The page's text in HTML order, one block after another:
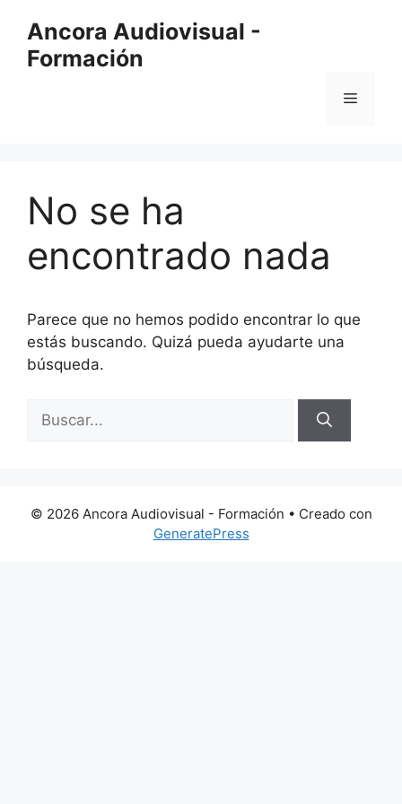
contenido
Ancora Audiovisual -
Formación
Menú
No se ha
encontrado nada
Parece que no hemos podido encontrar lo que
estás buscando. Quizá pueda ayudarte una
búsqueda.
© 2026 Ancora Audiovisual - Formación • Creado con
GeneratePress